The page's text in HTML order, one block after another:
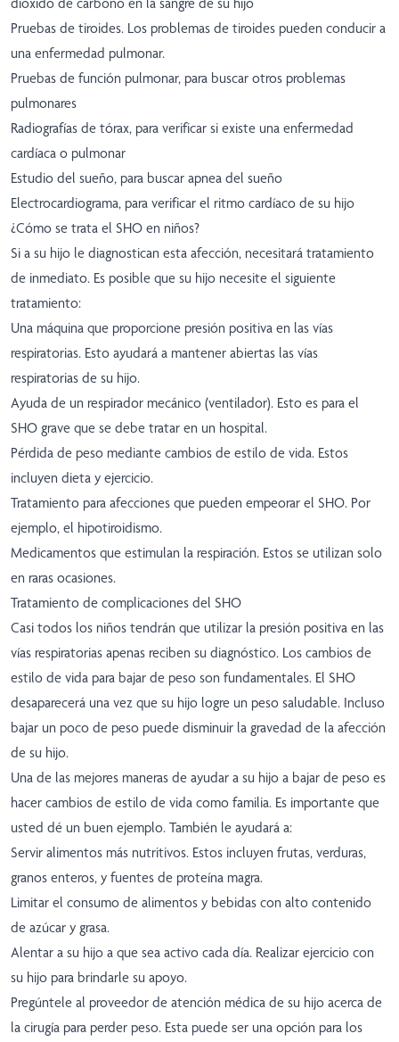
Pruebas de tiroides. Los problemas de tiroides pueden conducir a
una enfermedad pulmonar.
Pruebas de función pulmonar, para buscar otros problemas
pulmonares
Radiografías de tórax, para verificar si existe una enfermedad
cardíaca o pulmonar
Estudio del sueño, para buscar apnea del sueño
Electrocardiograma, para verificar el ritmo cardíaco de su hijo
¿Cómo se trata el SHO en niños?
Si a su hijo le diagnostican esta afección, necesitará tratamiento
de inmediato. Es posible que su hijo necesite el siguiente
tratamiento:
Una máquina que proporcione presión positiva en las vías
respiratorias. Esto ayudará a mantener abiertas las vías
respiratorias de su hijo.
Ayuda de un respirador mecánico (ventilador). Esto es para el
SHO grave que se debe tratar en un hospital.
Pérdida de peso mediante cambios de estilo de vida. Estos
incluyen dieta y ejercicio.
Tratamiento para afecciones que pueden empeorar el SHO. Por
ejemplo, el hipotiroidismo.
Medicamentos que estimulan la respiración. Estos se utilizan solo
en raras ocasiones.
Tratamiento de complicaciones del SHO
Casi todos los niños tendrán que utilizar la presión positiva en las
vías respiratorias apenas reciben su diagnóstico. Los cambios de
estilo de vida para bajar de peso son fundamentales. El SHO
desaparecerá una vez que su hijo logre un peso saludable. Incluso
bajar un poco de peso puede disminuir la gravedad de la afección
de su hijo.
Una de las mejores maneras de ayudar a su hijo a bajar de peso es
hacer cambios de estilo de vida como familia. Es importante que
usted dé un buen ejemplo. También le ayudará a:
Servir alimentos más nutritivos. Estos incluyen frutas, verduras,
granos enteros, y fuentes de proteína magra.
Limitar el consumo de alimentos y bebidas con alto contenido
de azúcar y grasa.
Alentar a su hijo a que sea activo cada día. Realizar ejercicio con
su hijo para brindarle su apoyo.
Pregúntele al proveedor de atención médica de su hijo acerca de
la cirugía para perder peso. Esta puede ser una opción para los